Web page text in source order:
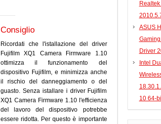
Consiglio
Ricordati che l'istallazione del driver
Fujifilm XQ1 Camera Firmware 1.10
ottimizza il funzionamento del
dispositivo Fujifilm, e minimizza anche
il rischio del danneggiamento o del
guasto. Senza istallare i driver Fujifilm
XQ1 Camera Firmware 1.10 l'efficienza
del lavoro del dispositivo potrebbe
essere ridotta. Per questo è importante
ASUS
Driver
Intel
10 64-